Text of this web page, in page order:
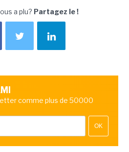
a plu? Partagez le !
comme plus de 50000
OK